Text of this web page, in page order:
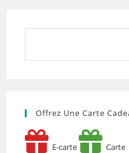
Offrez Une Carte
E-carte Carte